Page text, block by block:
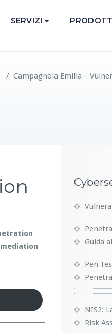
SERVIZI
/ Campagnola Emilia –
Guida
Pen
NIS2:
Risk